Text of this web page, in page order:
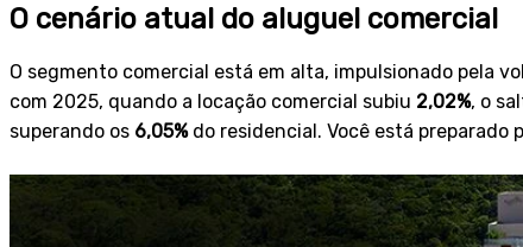
O cenário atual do aluguel comercial
O segmento comercial está em alta, impulsionado pela
com 2025, quando a locação comercial subiu 2,02%, o
superando os 6,05%do residencial. Você está preparado